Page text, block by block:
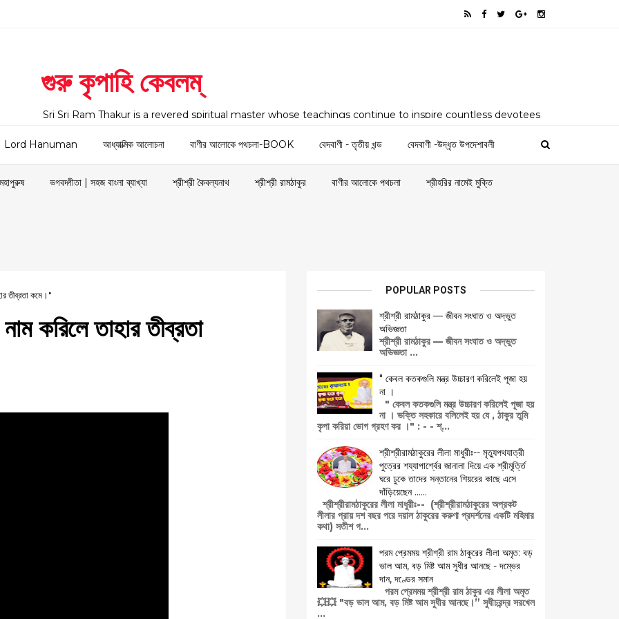
গুরু কৃপাহি কেবলম্
Sri Sri Ram Thakur is a revered spiritual master whose teachings continue to inspire countless devotees
preserving, promoting, and sharing the divine life, teachings, philosophy, and spiritual legacy of Sri Sri
Ram Thakur, lovingly known as Dayal Thakur, Sri Sri Kaibalyanath, and Sri Sri Satyanarayan by his
followers. Born as Ram Chandra Dev in Dingamanik, Faridpur (present-day Bangladesh)
Lord Hanuman আধ্যাত্মিক আলোচনা বাণীর আলোকে পথচলা-BOOK বেদবাণী - তৃতীয় খন্ড বেদবাণী -উদ্ধৃত উপদেশাবলী
মহাপুরুষ ভগবদ্গীতা | সহজ বাংলা ব্যাখ্যা শ্রীশ্রী কৈবল্যনাথ শ্রীশ্রী রামঠাকুর বাণীর আলোকে পথচলা শ্রীহরির নামেই মুক্তি
তীব্রতা কমে।"
করিলে তাহার তীব্রতা
POPULAR POSTS
শ্রীশ্রী রামঠাকুর — জীবন সংঘাত ও অদ্ভুত
অভিজ্ঞতা
শ্রীশ্রী রামঠাকুর — জীবন সংঘাত ও অদ্ভুত
অভিজ্ঞতা ...
" কেবল কতকগুলি মন্ত্র উচ্চারণ করিলেই পূজা হয়
না ।
" কেবল কতকগুলি মন্ত্র উচ্চারণ করিলেই পূজা হয়
না । ভক্তি সহকারে বলিলেই হয় যে , ঠাকুর তুমি
কৃপা করিয়া ভোগ গ্রহণ কর ।" : - - শ্...
শ্রীশ্রীরামঠাকুরের লীলা মাধুরীঃ-- মৃত্যুপথযাত্রী
পুত্রের শয্যাপার্শ্বের জানালা দিয়ে এক শ্রীমূর্ত্তি
ঘরে ঢুকে তাদের সন্তানের শিয়রের কাছে এসে
দাঁড়িয়েছেন ......
শ্রীশ্রীরামঠাকুরের লীলা মাধুরীঃ-- (শ্রীশ্রীরামঠাকুরের অপ্রকট
লীলার প্রায় দশ বছর পরে দয়াল ঠাকুরের করুণা প্রদর্শনের একটি মহিমার
কথা) সতীশ গ...
পরম প্রেমময় শ্রীশ্রী রাম ঠাকুরের লীলা অমৃত: বড়
ভাল আম, বড় মিষ্ট আম সুধীর আনছে - দম্ভের
দান, দণ্ডের সমান
পরম প্রেমময় শ্রীশ্রী রাম ঠাকুর এর লীলা অমৃত
💥💥 "বড় ভাল আম, বড় মিষ্ট আম সুধীর আনছে।” সুধীচরন্দ্র সরখেল
...